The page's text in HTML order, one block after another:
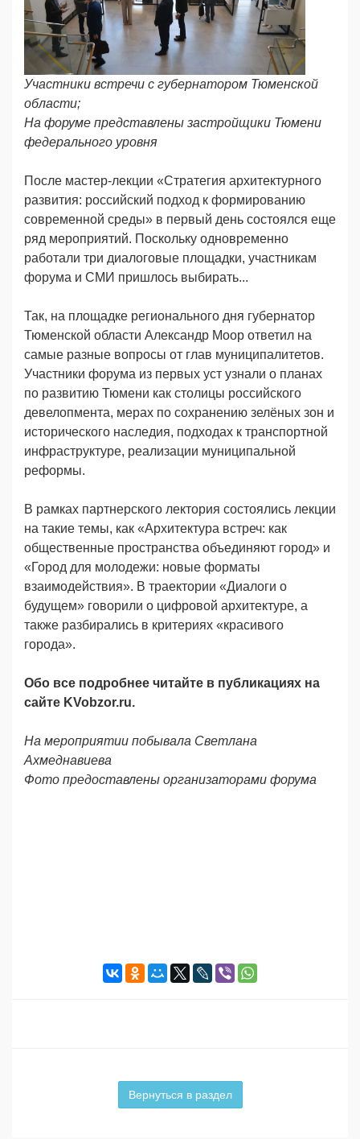
Участники встречи с губернатором Тюменской
области;
На форуме представлены зaстройщики Тюмени
федерального уровня
После мастер-лекции «Стратегия архитектурного
развития: российский подход к формированию
современной среды» в первый день состоялся еще
ряд мероприятий. Поскольку одновременно
работали три диалоговые площадки, участникам
форума и СМИ пришлось выбирать...
Так, на площадке регионального дня губернатор
Тюменской области Александр Моор ответил на
самые разные вопросы от глав муниципалитетов.
Участники форума из первых уст узнали о планах
по развитию Тюмени как столицы российского
девелопмента, мерах по сохранению зелёных зон и
исторического наследия, подходах к транспортной
инфраструктуре, реализации муниципальной
реформы.
В рамках партнерского лектория состоялись лекции
на такие темы, как «Архитектура встреч: как
общественные пространства объединяют город» и
«Город для молодежи: новые форматы
взаимодействия». В траектории «Диалоги о
будущем» говорили о цифровой архитектуре, а
также разбирались в критериях «красивого
города».
Обо все подробнее читайте в публикациях на
сайте KVobzor.ru.
На мероприятии побывала Светлана
Ахмеднавиева
Фото предоставлены организаторами форума
Вернуться в раздел